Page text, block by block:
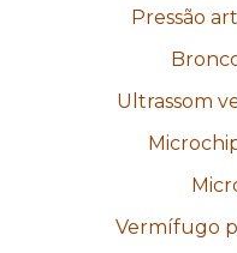
Pressão
Ultrassom
Vermífugo